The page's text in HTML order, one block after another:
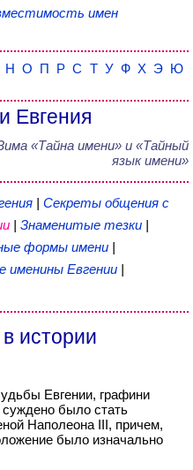
имен
Н О П Р С Т У Ф Х Э Ю
Евгения
«Тайна имени» и «Тайный
язык имени»
| Секреты общения с
| Знаменитые тезки |
формы имени |
именины Евгении |
истории
Евгении, графини
суждено было стать
Наполеона III, причем,
было изначально